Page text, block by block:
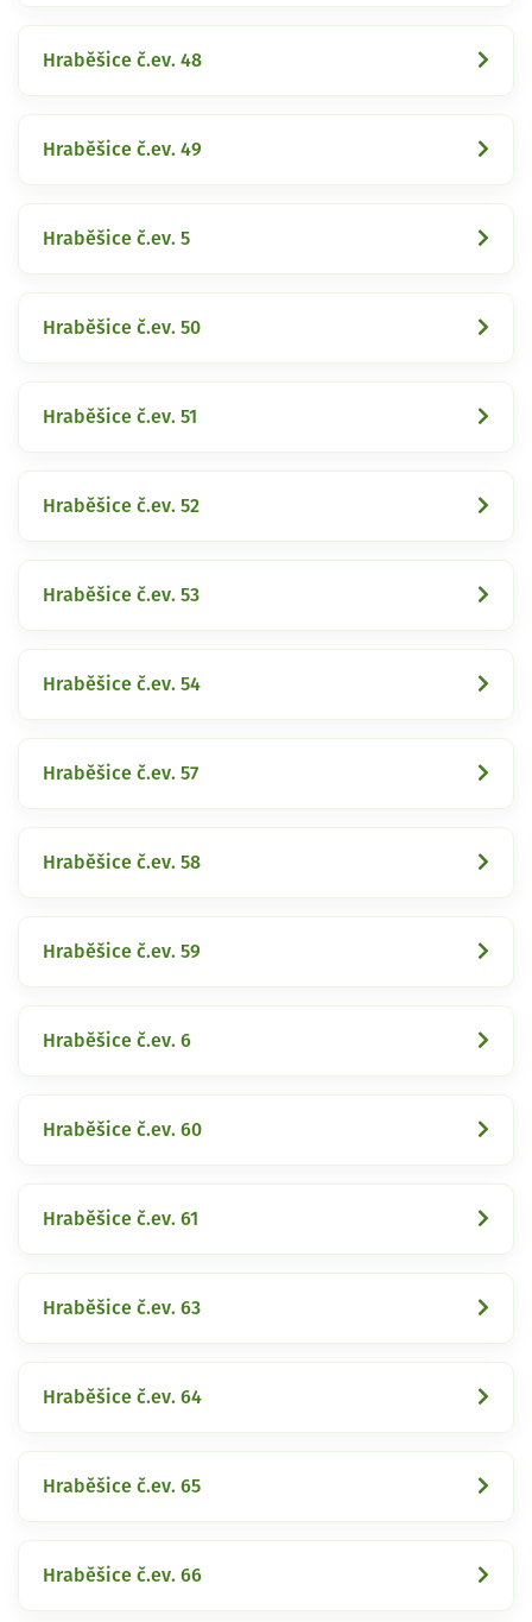
Hraběšice č.ev. 48
Hraběšice č.ev. 49
Hraběšice č.ev. 5
Hraběšice č.ev. 50
Hraběšice č.ev. 51
Hraběšice č.ev. 52
Hraběšice č.ev. 53
Hraběšice č.ev. 54
Hraběšice č.ev. 57
Hraběšice č.ev. 58
Hraběšice č.ev. 59
Hraběšice č.ev. 6
Hraběšice č.ev. 60
Hraběšice č.ev. 61
Hraběšice č.ev. 63
Hraběšice č.ev. 64
Hraběšice č.ev. 65
Hraběšice č.ev. 66